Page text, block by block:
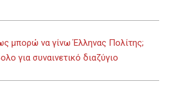
μπορώ να γίνω Έλληνας Πολίτης;
για συναινετικό διαζύγιο